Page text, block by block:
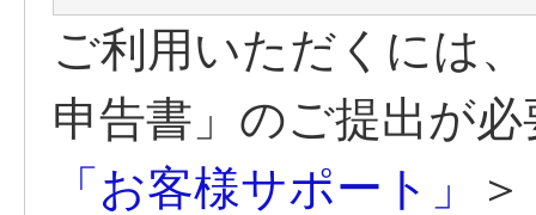
ご利用いただくには
申告書」のご提出が
「お客様サポート」